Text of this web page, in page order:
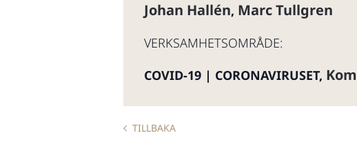
Johan Hallén, Marc Tullgren
VERKSAMHETSOMRÅDE:
COVID-19 | CORONAVIRUSET,
TILLBAKA